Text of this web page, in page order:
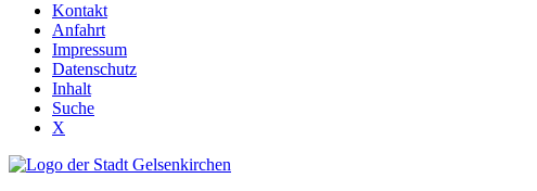
Kontakt
Anfahrt
Impressum
Datenschutz
Inhalt
Suche
X